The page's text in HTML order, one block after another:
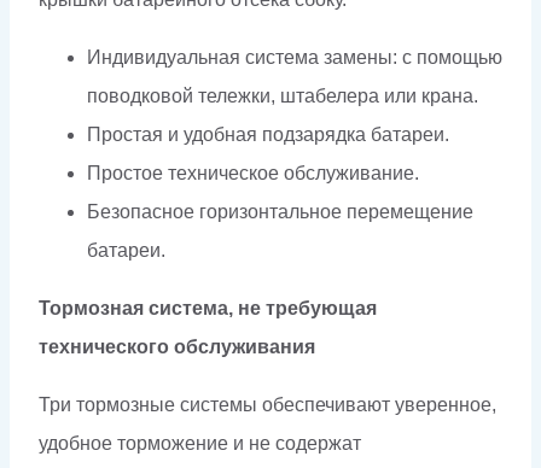
Индивидуальная система замены: с помощью
поводковой тележки, штабелера или крана.
Простая и удобная подзарядка батареи.
Простое техническое обслуживание.
Безопасное горизонтальное перемещение
батареи.
Тормозная система, не требующая
технического обслуживания
Три тормозные системы обеспечивают уверенное,
удобное торможение и не содержат